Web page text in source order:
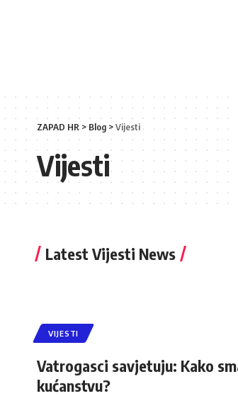
ZAPAD HR> Blog >Vijesti
Vijesti
Latest Vijesti News
VIJESTI
Vatrogasci savjetuju: Kako
kućanstvu?